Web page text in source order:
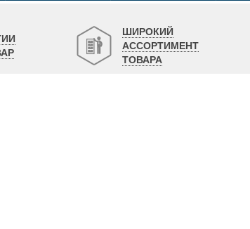
ШИРОКИЙ
АССОРТИМЕНТ
ТОВАРА